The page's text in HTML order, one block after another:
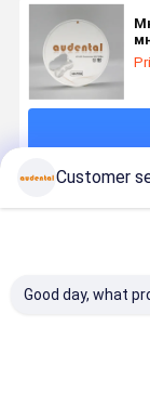
Customer
Good day, what